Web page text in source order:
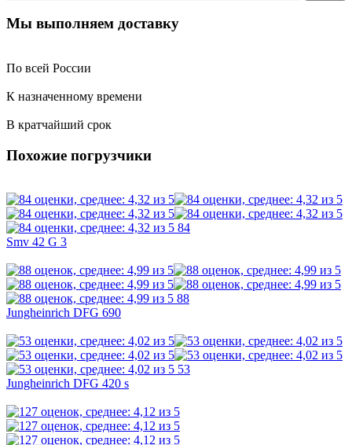
Мы выполняем доставку
По всей России
К назначенному времени
В кратчайший срок
Похожие погрузчики
84
Smv 42 G 3
88
Jungheinrich DFG 690
53
Jungheinrich DFG 420 s